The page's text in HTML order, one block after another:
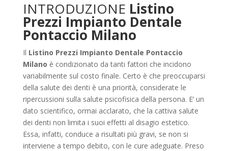
INTRODUZIONE Listino
Prezzi Impianto Dentale
Pontaccio Milano
Il Listino Prezzi Impianto Dentale Pontaccio
Milano è condizionato da tanti fattori che incidono
variabilmente sul costo finale. Certo è che preoccuparsi
della salute dei denti è una priorità, considerate le
ripercussioni sulla salute psicofisica della persona. E’ un
dato scientifico, ormai acclarato, che la cattiva salute
dei denti non limita i suoi effetti al disagio estetico.
Essa, infatti, conduce a risultati più gravi, se non si
interviene a tempo debito, con le cure adeguate. Preso